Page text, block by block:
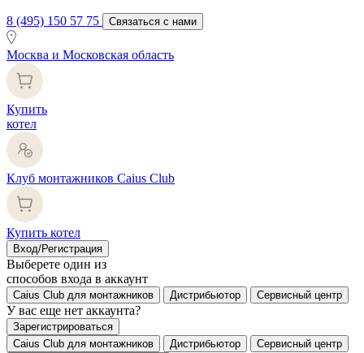
8 (495) 150 57 75 Связаться с нами
Москва и Московская область
Купить
котел
Клуб монтажников Caius Club
Купить котел
Вход/Регистрация
Выберете один из
способов входа в аккаунт
Caius Club для монтажников Дистрибьютор Сервисный центр
У вас еще нет аккаунта?
Зарегистрироваться
Caius Club для монтажников
Дистрибьютор
Сервисный центр